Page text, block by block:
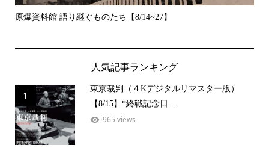
原爆資料館 語り継ぐものたち【8/14~27】
人気記事ランキング
1
東京裁判（４Kデジタルリマスター版）
【8/15】*終戦記念日...
965 views